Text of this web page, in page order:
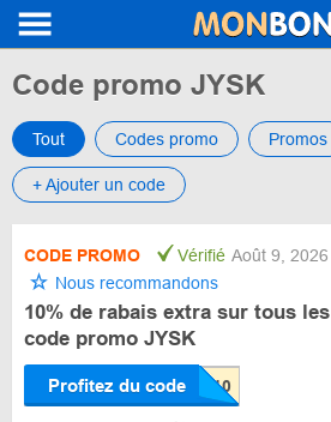
Code promo JYSK
Tout Codes promo Promos
+ Ajouter un code
CODE PROMO Vérifié Août 9, 2026
Nous recommandons
10% de rabais extra sur tous
code promo JYSK
Profitez du code